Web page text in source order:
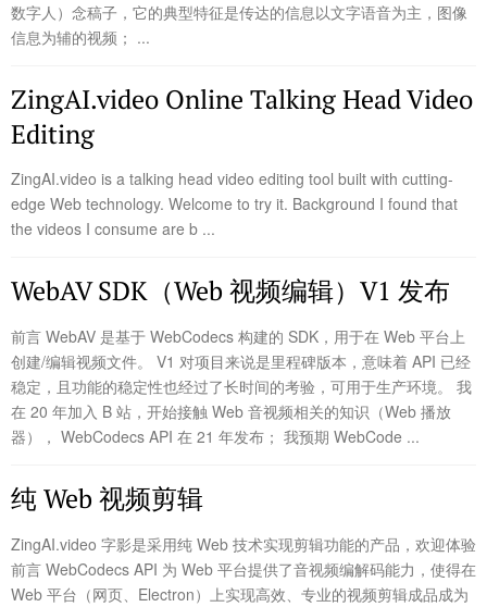
数字人）念稿子，它的典型特征是传达的信息以文字语音为主，图像
信息为辅的视频； ...
ZingAI.video Online Talking Head Video
Editing
ZingAI.video is a talking head video editing tool built with cutting-
edge Web technology. Welcome to try it. Background I found that
the videos I consume are b ...
WebAV SDK（Web 视频编辑）V1 发布
前言 WebAV 是基于 WebCodecs 构建的 SDK，用于在 Web 平台上
创建/编辑视频文件。 V1 对项目来说是里程碑版本，意味着 API 已经
稳定，且功能的稳定性也经过了长时间的考验，可用于生产环境。 我
在 20 年加入 B 站，开始接触 Web 音视频相关的知识（Web 播放
器）， WebCodecs API 在 21 年发布； 我预期 WebCode ...
纯 Web 视频剪辑
ZingAI.video 字影是采用纯 Web 技术实现剪辑功能的产品，欢迎体验
前言 WebCodecs API 为 Web 平台提供了音视频编解码能力，使得在
Web 平台（网页、Electron）上实现高效、专业的视频剪辑成品成为